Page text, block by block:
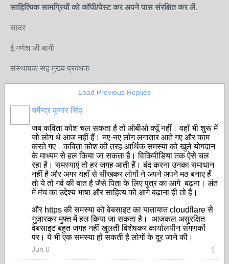
साहित्यिक सामग्रियों को कॉपी/पेस्ट कर अपने पास संरक्षित कर लें.
सादर
ई.गणेश जी बागी
संस्थापक सह मुख्य प्रबंधक
Load Previous Replies
धर्मेन्द्र कुमार सिंह
जब कविता कोश चल सकता है तो ओबीओ क्यूँ नहीं। वहाँ भी शुरू में
जो लोग थे आज नहीं हैं। नए-नए लोग लगातार आते गए और काम
करते गए। कविता कोश की तरह आर्थिक समस्या को खुले योगदान
के माध्यम से हल किया जा सकता है। विकिपीडिया तक ऐसे चल
रहा है। समस्याएं तो हर जगह आती हैं। बंद करना उनका समाधान
नहीं है और अगर यहाँ से सीखकर लोगों ने अपने अपने मठ बनाए हैं
तो ये तो गर्व की बात है जैसे पिता के लिए पुत्र का आगे बढ़ना। अंत
में मंच का उद्देश्य भाषा और साहित्य को आगे बढ़ाना ही तो है।
और https की समस्या को वेबसाइट का यातायात cloudflare से
गुजारकर मुफ़्त में हल किया जा सकता है। आजकल असुरक्षित
वेबसाइट बहुत जगह नहीं खुलती विशेषकर कार्यालयीन संगणकों
पर। ये भी एक समस्या हो सकती है लोगों के दूर जाने की।
1
Jun 6